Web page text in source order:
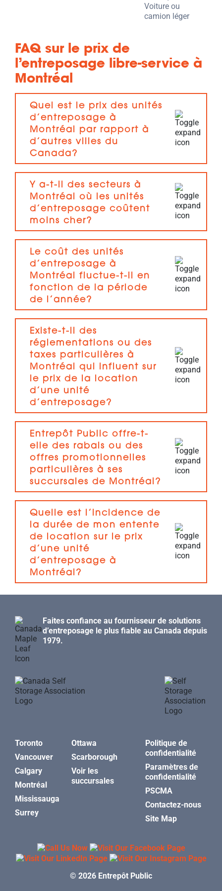
Voiture ou
camion léger
FAQ sur le prix de
l’entreposage libre-service à
Montréal
Quel est le prix des unités
d’entreposage à
Montréal par rapport à
d’autres villes du
Canada?
Y a-t-il des secteurs à
Montréal où les unités
d’entreposage coûtent
moins cher?
Le coût des unités
d’entreposage à
Montréal fluctue-t-il en
fonction de la période
de l’année?
Existe-t-il des
réglementations ou des
taxes particulières à
Montréal qui influent sur
le prix de la location
d’une unité
d’entreposage?
Entrepôt Public offre-t-
elle des rabais ou des
offres promotionnelles
particulières à ses
succursales de Montréal?
Quelle est l’incidence de
la durée de mon entente
de location sur le prix
d’une unité
d’entreposage à
Montréal?
Faites confiance au fournisseur de solutions
d’entreposage le plus fiable au Canada depuis
1979.
Toronto
Vancouver
Calgary
Montréal
Mississauga
Surrey
Ottawa
Scarborough
Voir les
succursales
Politique de
confidentialité
Paramètres de
confidentialité
PSCMA
Contactez-nous
Site Map
© 2026 Entrepôt Public